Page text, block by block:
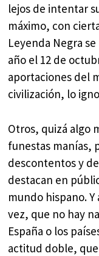
lejos de intentar
máximo, con
Leyenda Negra
año el 12 de
aportaciones del
civilización, lo
Otros, quizá algo
funestas manías,
descontentos y
destacan en
mundo hispano.
vez, que no hay
España o los
actitud doble,